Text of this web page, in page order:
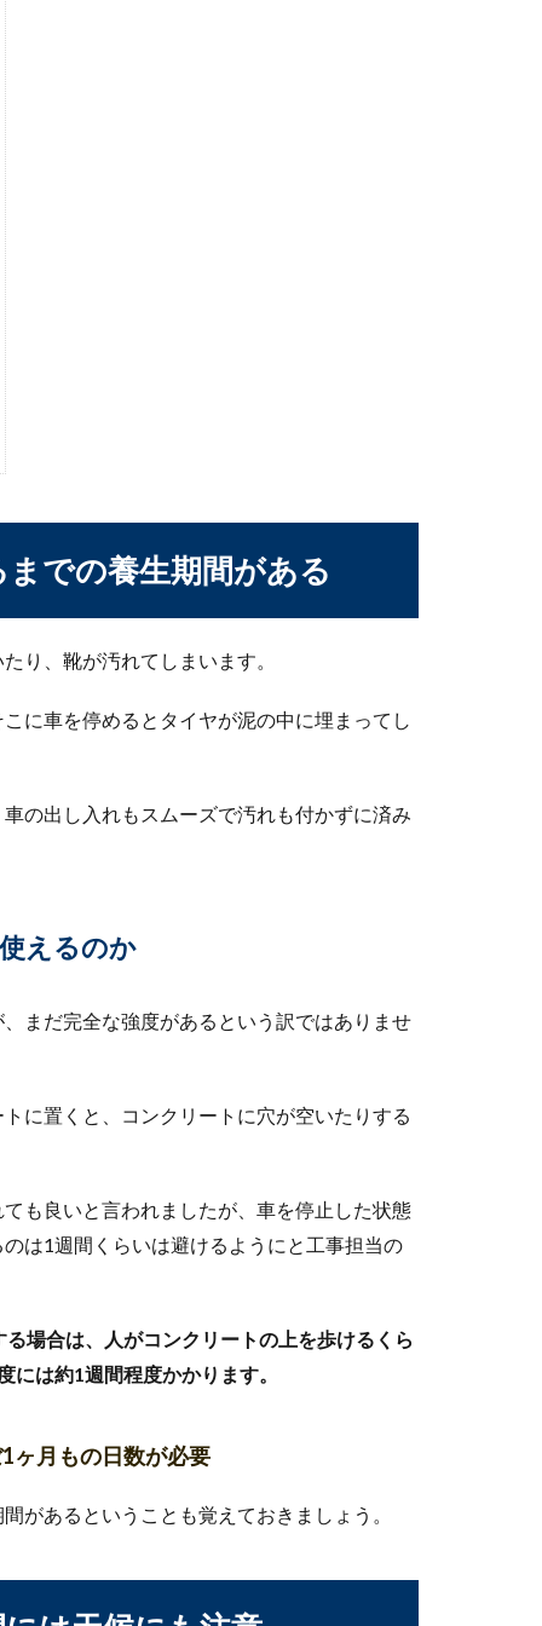
がる？結露の仕組みと湿度対策
くなっていると思いませんか？しかし実際はその逆！結露がつ
くい女性の本音を紹介します
のはありませんよね。どうして本音と建前が逆になってしまうこ
の強度とは？特徴や使い方を紹介します
外の場合の対処法と注意点について
体とは？黄ばみの掃除方法もご紹介
引き出しに！良い点と注意点をご紹介
目だけでなく取り出しやすい場所にあるかも、重要なポイント
での養生期間がある
り、靴が汚れてしまいます。
に車を停めるとタイヤが泥の中に埋まってし
の出し入れもスムーズで汚れも付かずに済み
えるのか
まだ完全な強度があるという訳ではありませ
に置くと、コンクリートに穴が空いたりする
も良いと言われましたが、車を停止した状態
は1週間くらいは避けるようにと工事担当の
場合は、人がコンクリートの上を歩けるくら
は約1週間程度かかります。
ヶ月もの日数が必要
があるということも覚えておきましょう。